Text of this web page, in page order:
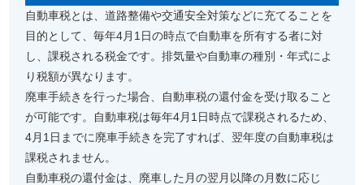
自動車税とは、道路整備や交通安全対策などに充てることを
目的として、毎年4月1日の時点で自動車を所有する者に対
し、課税される税金です。排気量や自動車の種別・年式によ
り税額が異なります。
廃車手続きを行った場合、自動車税の還付金を受け取ること
が可能です。自動車税は毎年4月1日時点で課税されるため、
4月1日までに廃車手続きを完了すれば、翌年度の自動車税は
課税されません。
自動車税の還付金は、廃車した月の翌月以降の月数に応じ